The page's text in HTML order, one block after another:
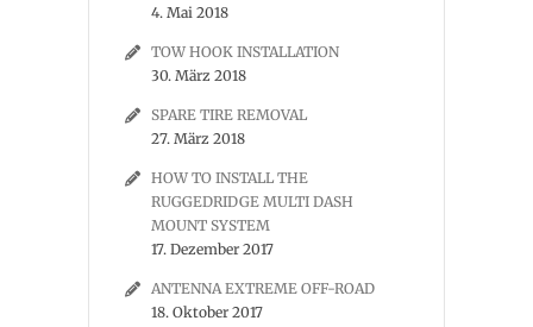
4. Mai 2018
TOW HOOK INSTALLATION
30. März 2018
SPARE TIRE REMOVAL
27. März 2018
HOW TO INSTALL THE
RUGGEDRIDGE MULTI DASH
MOUNT SYSTEM
17. Dezember 2017
ANTENNA EXTREME OFF-ROAD
18. Oktober 2017